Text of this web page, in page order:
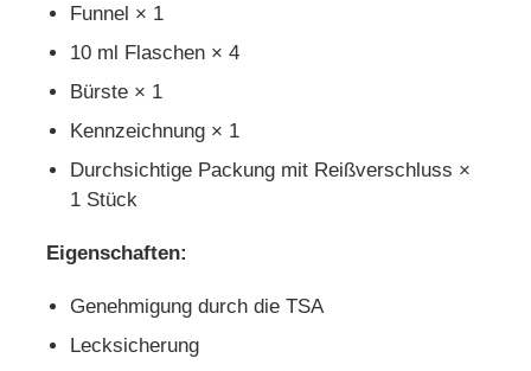
Funnel × 1
10 ml Flaschen × 4
Bürste × 1
Kennzeichnung × 1
Durchsichtige Packung mit Reißverschluss ×
1 Stück
Eigenschaften:
Genehmigung durch die TSA
Lecksicherung